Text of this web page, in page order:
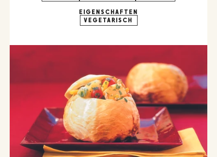
EIGENSCHAFTEN
VEGETARISCH